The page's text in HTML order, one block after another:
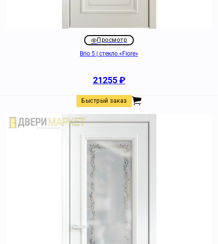
Просмотр
Brio 5 | стекло «Fiore»
21255₽
Быстрый заказ